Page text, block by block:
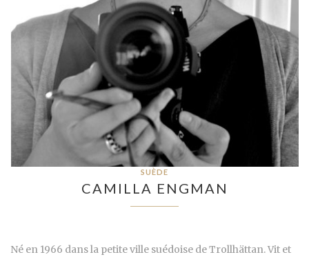
SUÈDE
CAMILLA ENGMAN
Né en 1966 dans la petite ville suédoise de Trollhättan. Vit et